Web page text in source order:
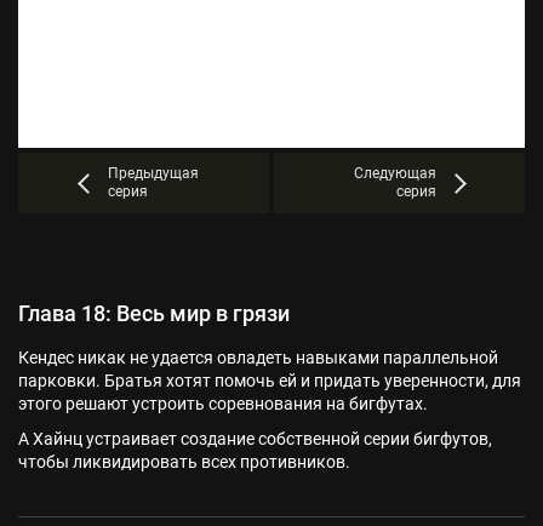
Предыдущая
серия
Следующая
серия
Глава 18: Весь мир в грязи
Кендес никак не удается овладеть навыками параллельной
парковки. Братья хотят помочь ей и придать уверенности, для
этого решают устроить соревнования на бигфутах.
А Хайнц устраивает создание собственной серии бигфутов,
чтобы ликвидировать всех противников.